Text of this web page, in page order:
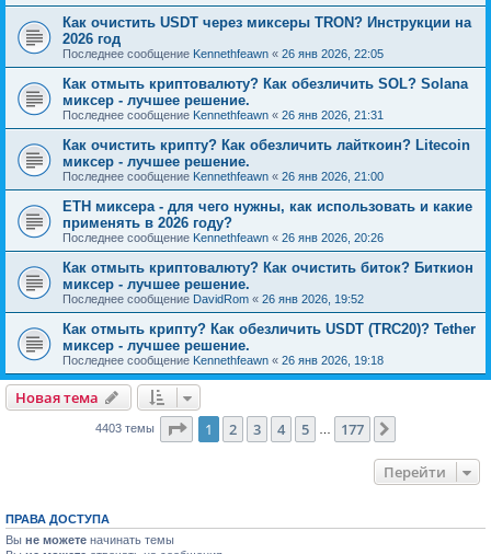
Как очистить USDT через миксеры TRON? Инструкции на
2026 год
Последнее сообщение Kennethfeawn « 26 янв 2026, 22:05
Как отмыть криптовалюту? Как обезличить SOL? Solana
миксер - лучшее решение.
Последнее сообщение Kennethfeawn « 26 янв 2026, 21:31
Как очистить крипту? Как обезличить лайткоин? Litecoin
миксер - лучшее решение.
Последнее сообщение Kennethfeawn « 26 янв 2026, 21:00
ETH миксера - для чего нужны, как использовать и какие
применять в 2026 году?
Последнее сообщение Kennethfeawn « 26 янв 2026, 20:26
Как отмыть криптовалюту? Как очистить биток? Биткион
миксер - лучшее решение.
Последнее сообщение DavidRom « 26 янв 2026, 19:52
Как отмыть крипту? Как обезличить USDT (TRC20)? Tether
миксер - лучшее решение.
Последнее сообщение Kennethfeawn « 26 янв 2026, 19:18
Новая тема
4403 темы Страница из 177
1 2 3 4 5 177
Перейти
ПРАВА ДОСТУПА
Вы не можете начинать темы